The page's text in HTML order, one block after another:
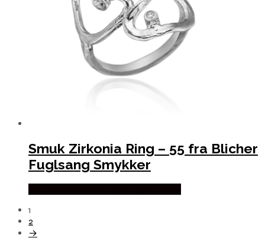
Smuk Zirkonia Ring – 55 fra Blicher
Fuglsang Smykker
1
2
→